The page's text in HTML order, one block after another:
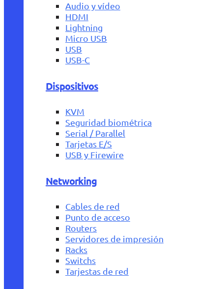
Audio y vídeo
HDMI
Lightning
Micro USB
USB
USB-C
Dispositivos
KVM
Seguridad biométrica
Serial / Parallel
Tarjetas E/S
USB y Firewire
Networking
Cables de red
Punto de acceso
Routers
Servidores de impresión
Racks
Switchs
Tarjestas de red